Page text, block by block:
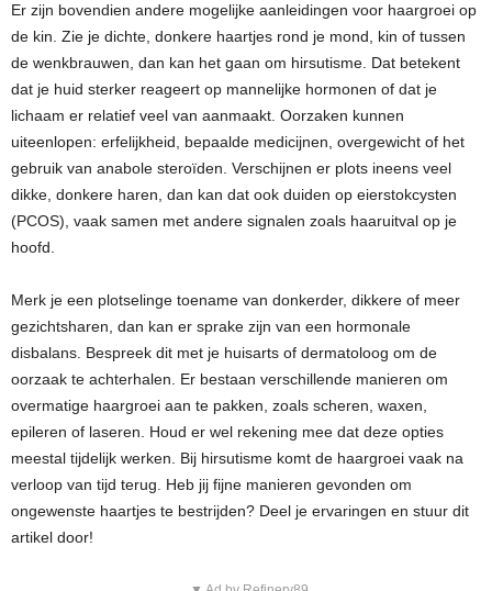
Er zijn bovendien andere mogelijke aanleidingen voor haargroei op
de kin. Zie je dichte, donkere haartjes rond je mond, kin of tussen
de wenkbrauwen, dan kan het gaan om hirsutisme. Dat betekent
dat je huid sterker reageert op mannelijke hormonen of dat je
lichaam er relatief veel van aanmaakt. Oorzaken kunnen
uiteenlopen: erfelijkheid, bepaalde medicijnen, overgewicht of het
gebruik van anabole steroïden. Verschijnen er plots ineens veel
dikke, donkere haren, dan kan dat ook duiden op eierstokcysten
(PCOS), vaak samen met andere signalen zoals haaruitval op je
hoofd.
Merk je een plotselinge toename van donkerder, dikkere of meer
gezichtsharen, dan kan er sprake zijn van een hormonale
disbalans. Bespreek dit met je huisarts of dermatoloog om de
oorzaak te achterhalen. Er bestaan verschillende manieren om
overmatige haargroei aan te pakken, zoals scheren, waxen,
epileren of laseren. Houd er wel rekening mee dat deze opties
meestal tijdelijk werken. Bij hirsutisme komt de haargroei vaak na
verloop van tijd terug. Heb jij fijne manieren gevonden om
ongewenste haartjes te bestrijden? Deel je ervaringen en stuur dit
artikel door!